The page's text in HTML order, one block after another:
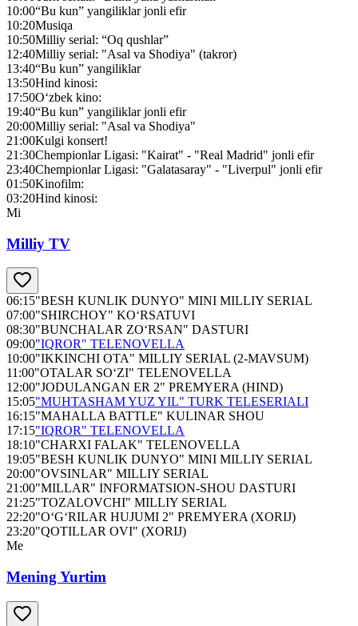
10:00“Bu kun” yangiliklar jonli efir
10:20Musiqa
10:50Milliy serial: “Oq qushlar”
12:40Milliy serial: "Asal va Shodiya" (takror)
13:40“Bu kun” yangiliklar
13:50Hind kinosi:
17:50O‘zbek kino:
19:40“Bu kun” yangiliklar jonli efir
20:00Milliy serial: "Asal va Shodiya"
21:00Kulgi konsert!
21:30Chempionlar Ligasi: "Kairat" - "Real Madrid" jonli efir
23:40Chempionlar Ligasi: "Galatasaray" - "Liverpul" jonli efir
01:50Kinofilm:
03:20Hind kinosi:
Mi
Milliy TV
06:15"BESH KUNLIK DUNYO" MINI MILLIY SERIAL
07:00"SHIRCHOY" KO‘RSATUVI
08:30"BUNCHALAR ZO‘RSAN" DASTURI
09:00"IQROR" TELENOVELLA
10:00"IKKINCHI OTA" MILLIY SERIAL (2-MAVSUM)
11:00"OTALAR SO‘ZI" TELENOVELLA
12:00"JODULANGAN ER 2" PREMYERA (HIND)
15:05"MUHTASHAM YUZ YIL" TURK TELESERIALI
16:15"MAHALLA BATTLE" KULINAR SHOU
17:15"IQROR" TELENOVELLA
18:10"CHARXI FALAK" TELENOVELLA
19:05"BESH KUNLIK DUNYO" MINI MILLIY SERIAL
20:00"OVSINLAR" MILLIY SERIAL
21:00"MILLAR" INFORMATSION-SHOU DASTURI
21:25"TOZALOVCHI" MILLIY SERIAL
22:20"O‘G‘RILAR HUJUMI 2" PREMYERA (XORIJ)
23:20"QOTILLAR OVI" (XORIJ)
Me
Mening Yurtim